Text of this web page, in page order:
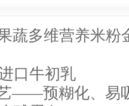
蔬多维营养米粉
口牛初乳
——预糊化、易